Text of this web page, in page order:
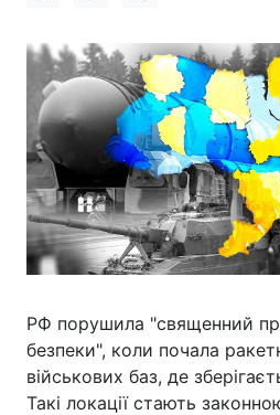
РФ порушила "священний
безпеки", коли почала
військових баз, де
Такі локації стають